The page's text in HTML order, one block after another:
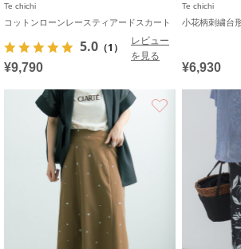
Te chichi
コットンローンレースティアードスカート
5.0 （1）
レビュー
を見る
¥9,790
Te chichi
小花柄刺繍台
¥6,930
お気に入り